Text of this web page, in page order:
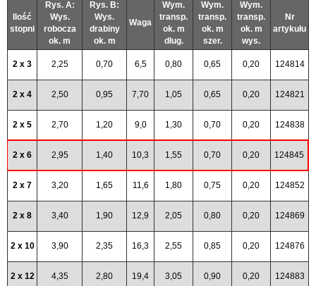
Ilość
stopni
Rys. A:
Wys.
robocza
ok. m
Rys. B:
Wys.
drabiny
ok. m
Waga
Wym.
transp.
ok. m
dług.
Wym.
transp.
ok. m
szer.
Wym.
transp.
ok. m
wys.
Nr
artykułu
2 x 3 2,25 0,70 6,5 0,80 0,65 0,20 124814
2 x 4 2,50 0,95 7,70 1,05 0,65 0,20 124821
2 x 5 2,70 1,20 9,0 1,30 0,70 0,20 124838
2 x 6 2,95 1,40 10,3 1,55 0,70 0,20 124845
2 x 7 3,20 1,65 11,6 1,80 0,75 0,20 124852
2 x 8 3,40 1,90 12,9 2,05 0,80 0,20 124869
2 x 10 3,90 2,35 16,3 2,55 0,85 0,20 124876
2 x 12 4,35 2,80 19,4 3,05 0,90 0,20 124883